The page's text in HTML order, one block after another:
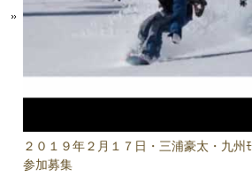
２０１９年２月１７日・三浦豪太・九州
参加募集